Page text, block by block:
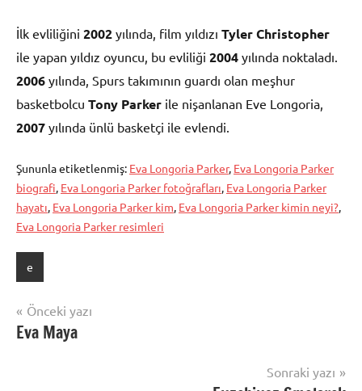
İlk evliliğini 2002 yılında, film yıldızı Tyler Christopher
ile yapan yıldız oyuncu, bu evliliği 2004 yılında noktaladı.
2006 yılında, Spurs takımının guardı olan meşhur
basketbolcu Tony Parker ile nişanlanan Eve Longoria,
2007 yılında ünlü basketçi ile evlendi.
Şununla etiketlenmiş: Eva Longoria Parker, Eva Longoria Parker
biografi, Eva Longoria Parker fotoğrafları, Eva Longoria Parker
hayatı, Eva Longoria Parker kim, Eva Longoria Parker kimin neyi?,
Eva Longoria Parker resimleri
e
Yazı
gezinmesi
Önceki yazı
Eva Maya
Sonraki yazı